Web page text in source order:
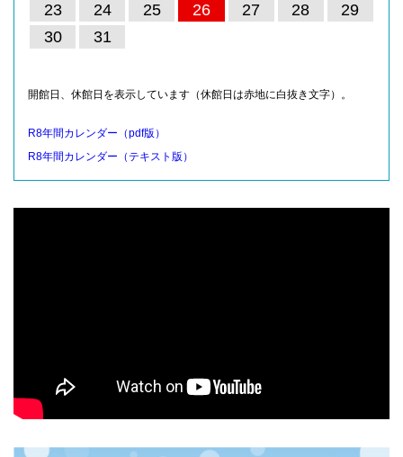
23
24 25 26 27 28
29
30
31
開館日、休館日を表示しています（休館日は赤地に白抜き文字）。
R8年間カレンダー（pdf版）
R8年間カレンダー（テキスト版）